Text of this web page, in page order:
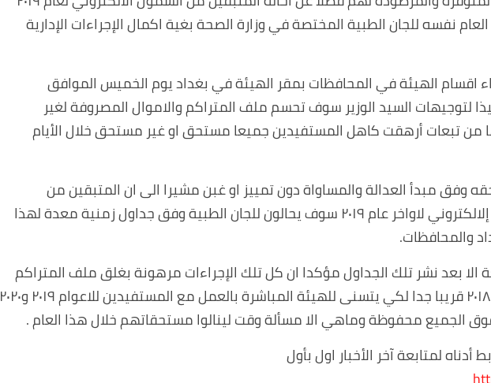
شهري ١١ و١٢ من العام نفسه للجان الطبية المختصة في وزارة الصحة بغية اكمال الإجراءات الإدارية
اقسام الهيئة في المحافظات بمقر الهيئة في بغداد يوم الخميس الموافق
وتنفيذا لتوجيهات السيد الوزير سوف تحسم ملف المتراكم والاموال المصروفة لغير
من تبعات أرهقت كاهل المستفيدين جميعا مستحق او غير مستحق خلال الأيام
مبدأ العدالة والمساواة دون تمييز او غبن مشيرا الى ان المتبقين من
المتقدمين وفق الشمول إلالكتروني لاواخر عام ٢٠١٩ سوف يحالون للجان الطبية وفق جداول زمنية معدة لهذا
والمحافظات.
الا بعد نشر تلك الجداول مؤكدا ان كل تلك الإجراءات مرهونة بغلق ملف المتراكم
للاعوام السابقة ٢٠١٨،٢٠١٧،٢٠١٦ قريبا جدا لكي يتسنى للهيئة المباشرة بالعمل مع المستفيدين للاعوام ٢٠١٩ و٢٠٢٠
الجميع محفوظة وماهي الا مسألة وقت لينالوا مستحقاتهم خلال هذا العام .
لمتابعة آخر الأخبار اول بأول